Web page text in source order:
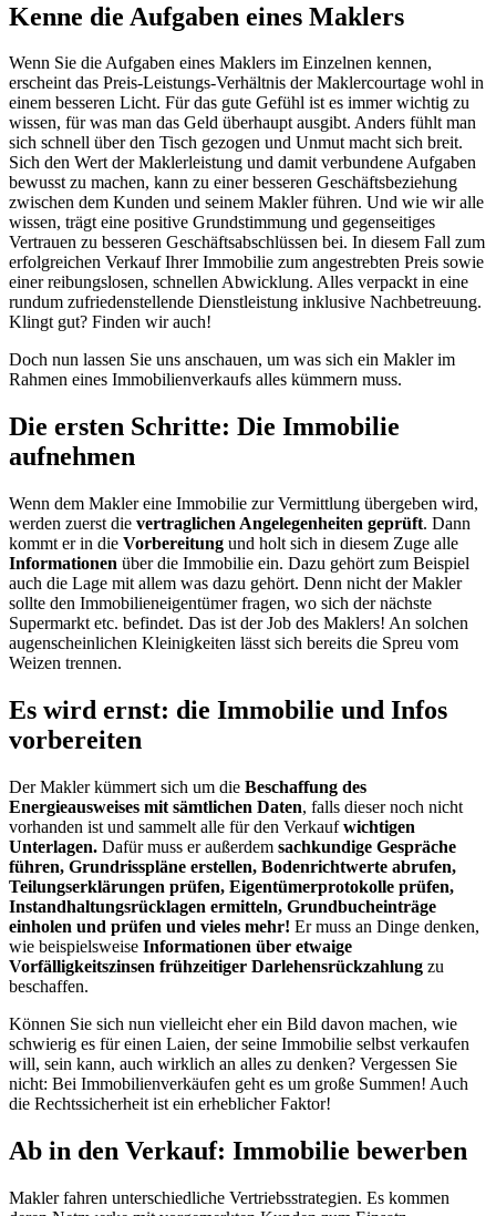
Kenne die Aufgaben eines Maklers
Wenn Sie die Aufgaben eines Maklers im Einzelnen kennen,
erscheint das Preis-Leistungs-Verhältnis der Maklercourtage wohl in
einem besseren Licht. Für das gute Gefühl ist es immer wichtig zu
wissen, für was man das Geld überhaupt ausgibt. Anders fühlt man
sich schnell über den Tisch gezogen und Unmut macht sich breit.
Sich den Wert der Maklerleistung und damit verbundene Aufgaben
bewusst zu machen, kann zu einer besseren Geschäftsbeziehung
zwischen dem Kunden und seinem Makler führen. Und wie wir alle
wissen, trägt eine positive Grundstimmung und gegenseitiges
Vertrauen zu besseren Geschäftsabschlüssen bei. In diesem Fall zum
erfolgreichen Verkauf Ihrer Immobilie zum angestrebten Preis sowie
einer reibungslosen, schnellen Abwicklung. Alles verpackt in eine
rundum zufriedenstellende Dienstleistung inklusive Nachbetreuung.
Klingt gut? Finden wir auch!
Doch nun lassen Sie uns anschauen, um was sich ein Makler im
Rahmen eines Immobilienverkaufs alles kümmern muss.
Die ersten Schritte: Die Immobilie
aufnehmen
Wenn dem Makler eine Immobilie zur Vermittlung übergeben wird,
werden zuerst die vertraglichen Angelegenheiten geprüft. Dann
kommt er in die Vorbereitung und holt sich in diesem Zuge alle
Informationen über die Immobilie ein. Dazu gehört zum Beispiel
auch die Lage mit allem was dazu gehört. Denn nicht der Makler
sollte den Immobilieneigentümer fragen, wo sich der nächste
Supermarkt etc. befindet. Das ist der Job des Maklers! An solchen
augenscheinlichen Kleinigkeiten lässt sich bereits die Spreu vom
Weizen trennen.
Es wird ernst: die Immobilie und Infos
vorbereiten
Der Makler kümmert sich um die Beschaffung des
Energieausweises mit sämtlichen Daten, falls dieser noch nicht
vorhanden ist und sammelt alle für den Verkaufwichtigen
Unterlagen. Dafür muss er außerdem sachkundige Gespräche
führen, Grundrisspläne erstellen, Bodenrichtwerte abrufen,
Teilungserklärungen prüfen, Eigentümerprotokolle prüfen,
Instandhaltungsrücklagen ermitteln, Grundbucheinträge
einholen und prüfen und vieles mehr! Er muss an Dinge denken,
wie beispielsweise Informationen über etwaige
Vorfälligkeitszinsen frühzeitiger Darlehensrückzahlung zu
beschaffen.
Können Sie sich nun vielleicht eher ein Bild davon machen, wie
schwierig es für einen Laien, der seine Immobilie selbst verkaufen
will, sein kann, auch wirklich an alles zu denken? Vergessen Sie
nicht: Bei Immobilienverkäufen geht es um große Summen! Auch
die Rechtssicherheit ist ein erheblicher Faktor!
Ab in den Verkauf: Immobilie bewerben
Makler fahren unterschiedliche Vertriebsstrategien. Es kommen